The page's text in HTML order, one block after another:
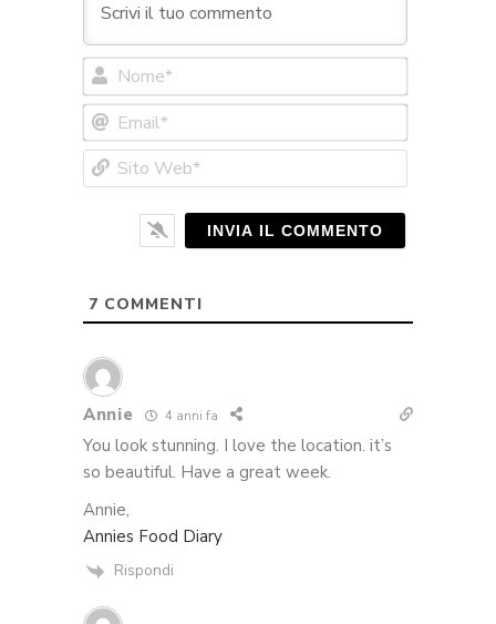
Email*
Web*
7 COMMENTI
Annie 4 anni fa
You look stunning. I love the location. it’s
so beautiful. Have a great week.
Annie,
Annies Food Diary
Rispondi